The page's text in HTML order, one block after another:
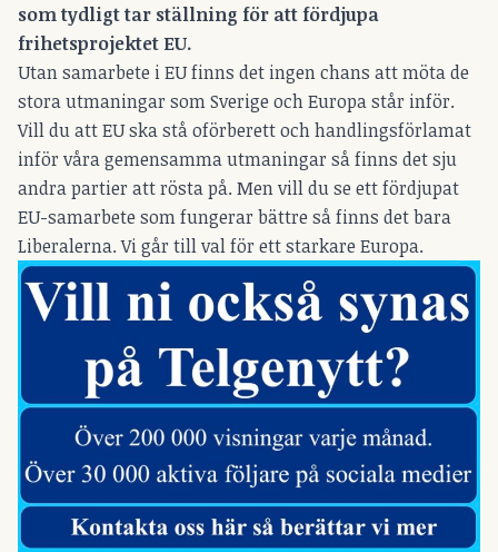
som tydligt tar ställning för att fördjupa
frihetsprojektet EU.
Utan samarbete i EU finns det ingen chans att möta de
stora utmaningar som Sverige och Europa står inför.
Vill du att EU ska stå oförberett och handlingsförlamat
inför våra gemensamma utmaningar så finns det sju
andra partier att rösta på. Men vill du se ett fördjupat
EU-samarbete som fungerar bättre så finns det bara
Liberalerna. Vi går till val för ett starkare Europa.